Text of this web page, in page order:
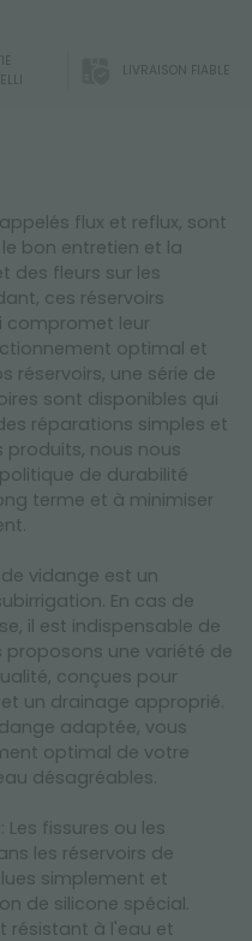
LIVRAISON FIABLE
flux et reflux, sont
bon entretien et la
des fleurs sur les
ces réservoirs
compromet leur
optimal et
réservoirs, une série de
sont disponibles qui
réparations simples et
produits, nous nous
de durabilité
terme et à minimiser
vidange est un
En cas de
il est indispensable de
une variété de
conçues pour
un drainage approprié.
adaptée, vous
optimal de votre
désagréables.
Les fissures ou les
les réservoirs de
simplement et
de silicone spécial.
résistant à l'eau et